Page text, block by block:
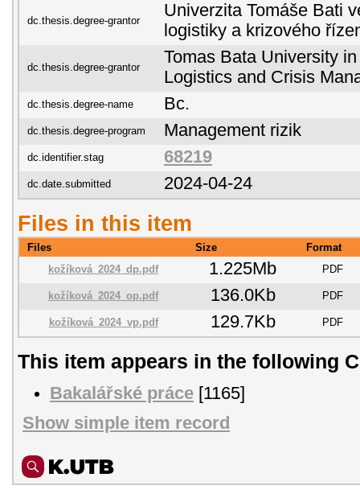
dc.thesis.degree-grantor
Univerzita Tomáše Bati
logistiky a krizového
dc.thesis.degree-grantor
Tomas Bata University
Logistics and Crisis
dc.thesis.degree-name Bc.
dc.thesis.degree-program Management rizik
dc.identifier.stag 68219
dc.date.submitted 2024-04-24
Files in this item
Files Size
Format
kožíková_2024_dp.pdf
1.225Mb PDF
kožíková_2024_op.pdf 136.0Kb PDF
kožíková_2024_vp.pdf 129.7Kb PDF
This item appears in the following
Bakalářské práce [1165]
Show simple item record